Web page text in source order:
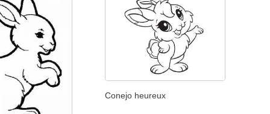
Conejo heureux